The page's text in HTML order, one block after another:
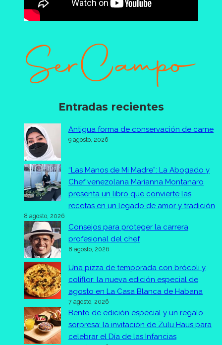
Entradas recientes
Antigua forma de conservación de carne
9 agosto, 2026
“Las Manos de Mi Madre”: La Abogado y
Chef venezolana Marianna Montanaro
presenta un libro que convierte las
recetas en un legado de amor y tradición
8 agosto, 2026
Consejos para proteger la carrera
profesional del chef
8 agosto, 2026
Una pizza de temporada con brócoli y
coliflor: la nueva edición especial de
agosto en La Casa Blanca de Habana
7 agosto, 2026
Bento de edición especial y un regalo
sorpresa: la invitación de Zulu Haus para
celebrar el Día de las Infancias